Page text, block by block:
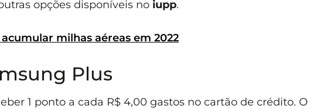
opções disponíveis no iupp.
milhas aéreas em 2022
Plus
1 ponto a cada R$ 4,00 gastos no cartão de crédito. O